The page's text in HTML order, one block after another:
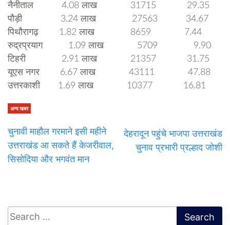
नैनीताल 4.08 लाख 31715 29.35
पौड़ी 3.24 लाख 27563 34.67
पिथौरागढ़ 1.82 लाख 8659 7.44
रुद्रप्रयाग 1.09 लाख 5709 9.90
टिहरी 2.91 लाख 21357 31.75
यूएस नगर 6.67 लाख 43111 47.88
उत्तरकाशी 1.69 लाख 10377 16.81
अन्य खबर
चुनावी माहौल गरमाने इसी महीने
उत्तराखंड आ सकते हैं केजरीवाल,
सिसोदिया और भगवंत मान
देहरादून पहुंचे भाजपा उत्तराखंड
चुनाव प्रभारी प्रल्हाद जोशी